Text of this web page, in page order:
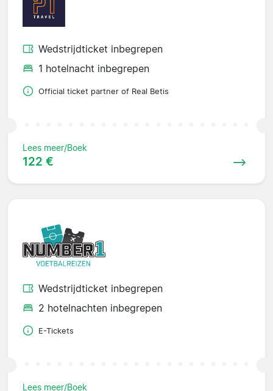
Wedstrijdticket inbegrepen
1 hotelnacht inbegrepen
Official ticket partner of Real Betis
Lees meer/Boek
122 €
Wedstrijdticket inbegrepen
2 hotelnachten inbegrepen
E-Tickets
Lees meer/Boek